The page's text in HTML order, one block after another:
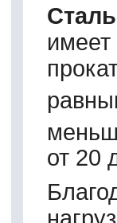
от 20